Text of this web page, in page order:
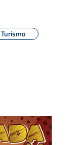
Turismo